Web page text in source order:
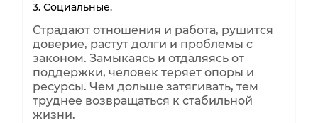
3. Социальные.
Страдают отношения и работа, рушится
доверие, растут долги и проблемы с
законом. Замыкаясь и отдаляясь от
поддержки, человек теряет опоры и
ресурсы. Чем дольше затягивать, тем
труднее возвращаться к стабильной
жизни.